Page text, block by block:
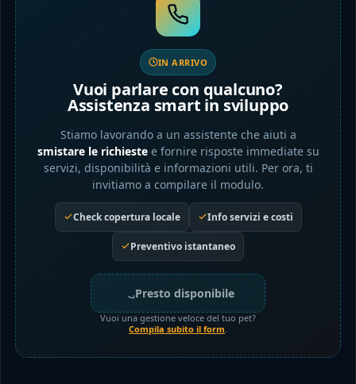
IN ARRIVO
Vuoi parlare con qualcuno?
Assistenza smart in sviluppo
Stiamo lavorando a un assistente che aiuti a
smistare le richiestee fornire risposte immediate su
servizi, disponibilità e informazioni utili. Per ora, ti
invitiamo a compilare il modulo.
Check copertura locale Info servizi e costi
Preventivo istantaneo
Presto disponibile
Vuoi una gestione veloce del tuo pet?
Compila subito il form